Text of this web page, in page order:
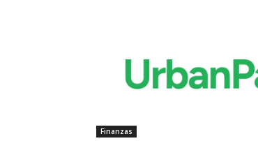
Finanzas